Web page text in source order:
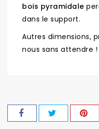
bois pyramidale
dans le support.
Autres dimensions,
nous sans attendre !